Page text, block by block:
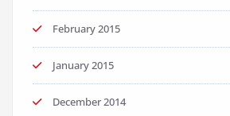
February 2015
January 2015
December 2014